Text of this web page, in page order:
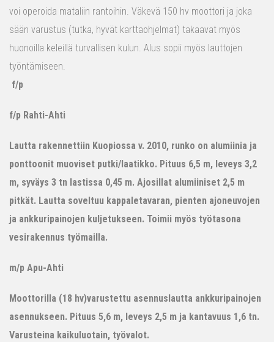
voi operoida mataliin rantoihin. Väkevä 150 hv moottori ja joka
sään varustus (tutka, hyvät karttaohjelmat) takaavat myös
huonoilla keleillä turvallisen kulun. Alus sopii myös lauttojen
työntämiseen.
f/p
f/p Rahti-Ahti
Lautta rakennettiin Kuopiossa v. 2010, runko on alumiinia ja
ponttoonit muoviset putki/laatikko. Pituus 6,5 m, leveys 3,2
m, syväys 3 tn lastissa 0,45 m. Ajosillat alumiiniset 2,5 m
pitkät. Lautta soveltuu kappaletavaran, pienten ajoneuvojen
ja ankkuripainojen kuljetukseen. Toimii myös työtasona
vesirakennus työmailla.
m/p Apu-Ahti
Moottorilla (18 hv)varustettu asennuslautta ankkuripainojen
asennukseen. Pituus 5,6 m, leveys 2,5 m ja kantavuus 1,6 tn.
Varusteina kaikuluotain, työvalot.